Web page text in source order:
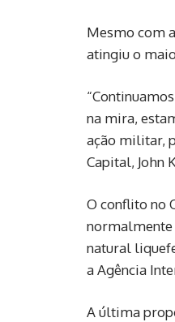
Mesmo com
atingiu o
na mira,
ação militar,
Capital, John
O conflito no
normalmente
natural
a Agência
A última